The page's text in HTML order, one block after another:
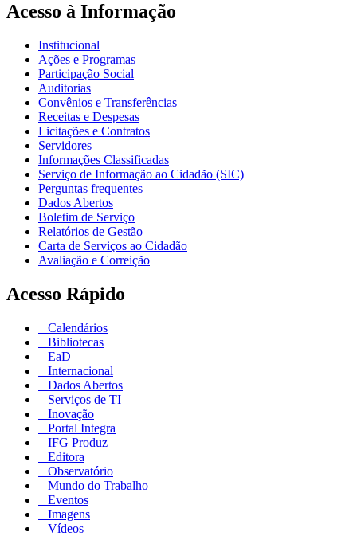
Acesso à Informação
Institucional
Ações e Programas
Participação Social
Auditorias
Convênios e Transferências
Receitas e Despesas
Licitações e Contratos
Servidores
Informações Classificadas
Serviço de Informação ao Cidadão (SIC)
Perguntas frequentes
Dados Abertos
Boletim de Serviço
Relatórios de Gestão
Carta de Serviços ao Cidadão
Avaliação e Correição
Acesso Rápido
Calendários
Bibliotecas
EaD
Internacional
Dados Abertos
Serviços de TI
Inovação
Portal Integra
IFG Produz
Editora
Observatório
Mundo do Trabalho
Eventos
Imagens
Vídeos